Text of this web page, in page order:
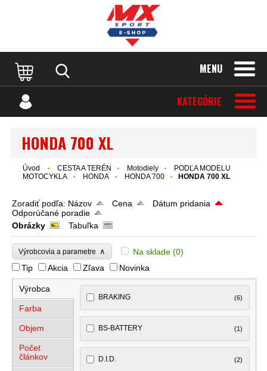
MENU
KATEGÓRIE
HONDA 700 XL
Úvod CESTA A TERÉN Motodiely
PODĽA MODELU
MOTOCYKLA
HONDA HONDA 700 HONDA 700 XL
Zoradiť podľa: Názov Cena
Dátum pridania
Odporúčané poradie
Obrázky
Tabuľka
Výrobcovia a parametre ∧ Na sklade (0)
Tip
Akcia Zľava Novinka
Výrobca
Farba
Objem
Počet
článkov
BRAKING (6)
BS-BATTERY (1)
D.I.D. (2)